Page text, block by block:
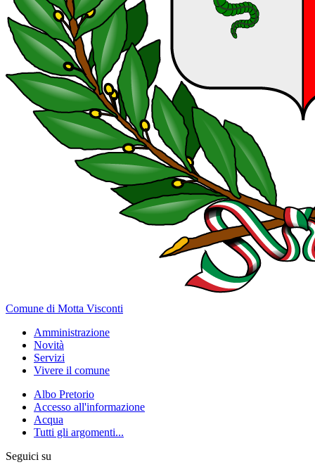
Comune di Motta Visconti
Amministrazione
Novità
Servizi
Vivere il comune
Albo Pretorio
Accesso all'informazione
Acqua
Tutti gli argomenti...
Seguici su